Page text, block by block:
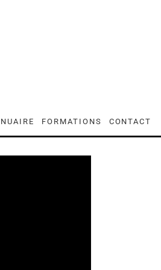
FORMATIONS CONTACT